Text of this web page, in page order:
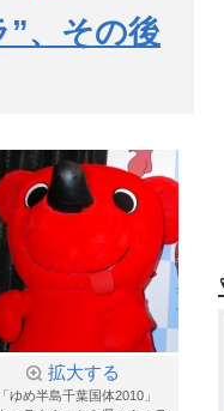
、その後
拡大する
「ゆめ半島千葉国体2010」